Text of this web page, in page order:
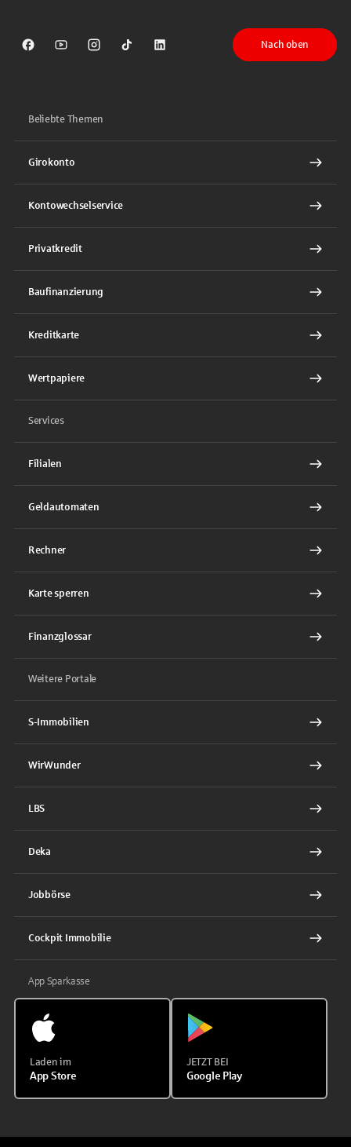
Sparkasse auf Facebook
Sparkasse auf Youtube
Sparkasse auf Instagram
Sparkasse auf TikTok
Sparkasse auf LinkedIn
Nach oben
Beliebte Themen
Girokonto
Kontowechselservice
Privatkredit
Baufinanzierung
Kreditkarte
Wertpapiere
Services
Filialen
Geldautomaten
Rechner
Karte sperren
Finanzglossar
Weitere Portale
S-Immobilien
WirWunder
LBS
Deka
Jobbörse
Cockpit Immobilie
App Sparkasse
Laden im
App Store
JETZT BEI
Google Play